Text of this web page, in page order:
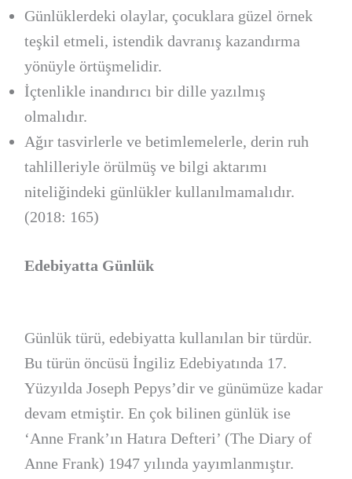
Günlüklerdeki olaylar, çocuklara güzel örnek
teşkil etmeli, istendik davranış kazandırma
yönüyle örtüşmelidir.
İçtenlikle inandırıcı bir dille yazılmış
olmalıdır.
Ağır tasvirlerle ve betimlemelerle, derin ruh
tahlilleriyle örülmüş ve bilgi aktarımı
niteliğindeki günlükler kullanılmamalıdır.
(2018: 165)
Edebiyatta Günlük
Günlük türü, edebiyatta kullanılan bir türdür.
Bu türün öncüsü İngiliz Edebiyatında 17.
Yüzyılda Joseph Pepys’dir ve günümüze kadar
devam etmiştir. En çok bilinen günlük ise
‘Anne Frank’ın Hatıra Defteri’ (The Diary of
Anne Frank) 1947 yılında yayımlanmıştır.